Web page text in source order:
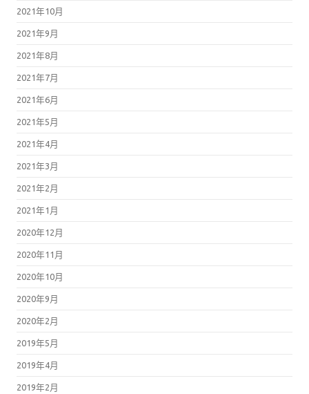
2021年10月
2021年9月
2021年8月
2021年7月
2021年6月
2021年5月
2021年4月
2021年3月
2021年2月
2021年1月
2020年12月
2020年11月
2020年10月
2020年9月
2020年2月
2019年5月
2019年4月
2019年2月